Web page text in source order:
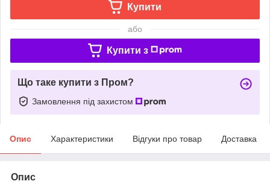
Купити
або
Купити з
Що таке купити з Пром?
Замовлення під захистом
Опис Характеристики Відгуки про товар Доставка
Опис